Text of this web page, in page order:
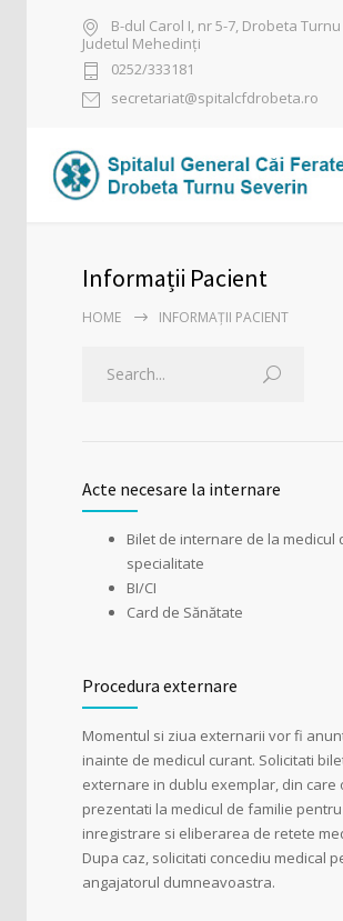
B-dul Carol I, nr 5-7, Drobeta
Judetul Mehedinți
0252/333181
secretariat@spitalcfdrobeta.ro
Informații Pacient
HOME INFORMAȚII PACIENT
Acte necesare la internare
Bilet de internare de la medicul
specialitate
BI/CI
Card de Sănătate
Procedura externare
Momentul si ziua externarii vor fi
inainte de medicul curant. Solicitati
externare in dublu exemplar, din care
prezentati la medicul de familie pentru
inregistrare si eliberarea de retete
Dupa caz, solicitati concediu medical
angajatorul dumneavoastra.